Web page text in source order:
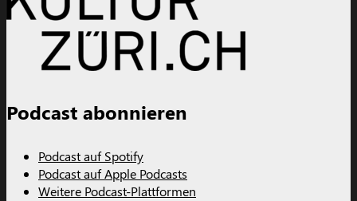
Podcast abonnieren
Podcast auf Spotify
Podcast auf Apple Podcasts
Weitere Podcast-Plattformen